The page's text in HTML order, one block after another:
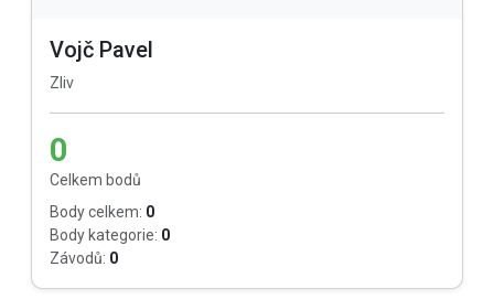
Vojč Pavel
Zliv
0
Celkem bodů
Body celkem: 0
Body kategorie: 0
Závodů: 0